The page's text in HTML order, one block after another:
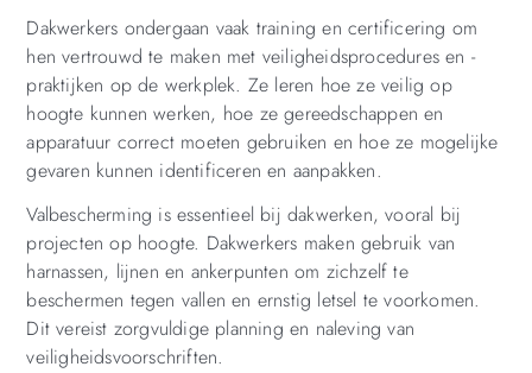
Dakwerkers ondergaan vaak training en certificering om
hen vertrouwd te maken met veiligheidsprocedures en -
praktijken op de werkplek. Ze leren hoe ze veilig op
hoogte kunnen werken, hoe ze gereedschappen en
apparatuur correct moeten gebruiken en hoe ze mogelijke
gevaren kunnen identificeren en aanpakken.
Valbescherming is essentieel bij dakwerken, vooral bij
projecten op hoogte. Dakwerkers maken gebruik van
harnassen, lijnen en ankerpunten om zichzelf te
beschermen tegen vallen en ernstig letsel te voorkomen.
Dit vereist zorgvuldige planning en naleving van
veiligheidsvoorschriften.